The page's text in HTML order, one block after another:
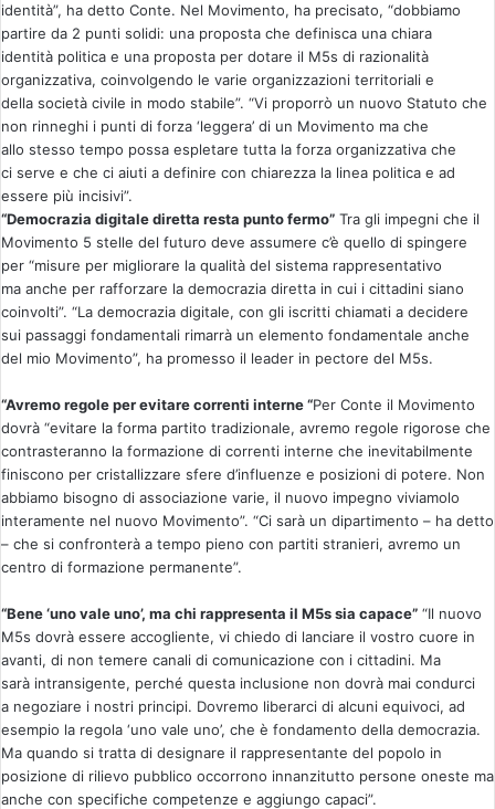
identità”, ha detto Conte. Nel Movimento, ha precisato, “dobbiamo
partire da 2 punti solidi: una proposta che definisca una chiara
identità politica e una proposta per dotare il M5s di razionalità
organizzativa, coinvolgendo le varie organizzazioni territoriali e
della società civile in modo stabile”. “Vi proporrò un nuovo Statuto che
non rinneghi i punti di forza ‘leggera’ di un Movimento ma che
allo stesso tempo possa espletare tutta la forza organizzativa che
ci serve e che ci aiuti a definire con chiarezza la linea politica e ad
essere più incisivi”.
“Democrazia digitale diretta resta punto fermo” Tra gli impegni che il
Movimento 5 stelle del futuro deve assumere c’è quello di spingere
per “misure per migliorare la qualità del sistema rappresentativo
ma anche per rafforzare la democrazia diretta in cui i cittadini siano
coinvolti”. “La democrazia digitale, con gli iscritti chiamati a decidere
sui passaggi fondamentali rimarrà un elemento fondamentale anche
del mio Movimento”, ha promesso il leader in pectore del M5s.
“Avremo regole per evitare correnti interne “Per Conte il Movimento
dovrà “evitare la forma partito tradizionale, avremo regole rigorose che
contrasteranno la formazione di correnti interne che inevitabilmente
finiscono per cristallizzare sfere d’influenze e posizioni di potere. Non
abbiamo bisogno di associazione varie, il nuovo impegno viviamolo
interamente nel nuovo Movimento”. “Ci sarà un dipartimento – ha detto
– che si confronterà a tempo pieno con partiti stranieri, avremo un
centro di formazione permanente”.
“Bene ‘uno vale uno’, ma chi rappresenta il M5s sia capace” “Il nuovo
M5s dovrà essere accogliente, vi chiedo di lanciare il vostro cuore in
avanti, di non temere canali di comunicazione con i cittadini. Ma
sarà intransigente, perché questa inclusione non dovrà mai condurci
a negoziare i nostri principi. Dovremo liberarci di alcuni equivoci, ad
esempio la regola ‘uno vale uno’, che è fondamento della democrazia.
Ma quando si tratta di designare il rappresentante del popolo in
posizione di rilievo pubblico occorrono innanzitutto persone oneste ma
anche con specifiche competenze e aggiungo capaci”.